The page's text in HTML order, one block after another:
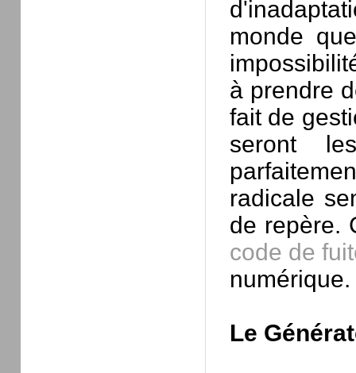
monde
à prendre
fait de
seront
radicale
de repère.
code de
numérique.
Le